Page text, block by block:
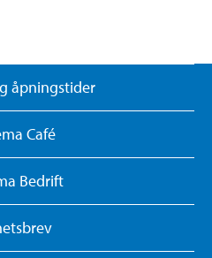
åpningstider
Café
Bedrift